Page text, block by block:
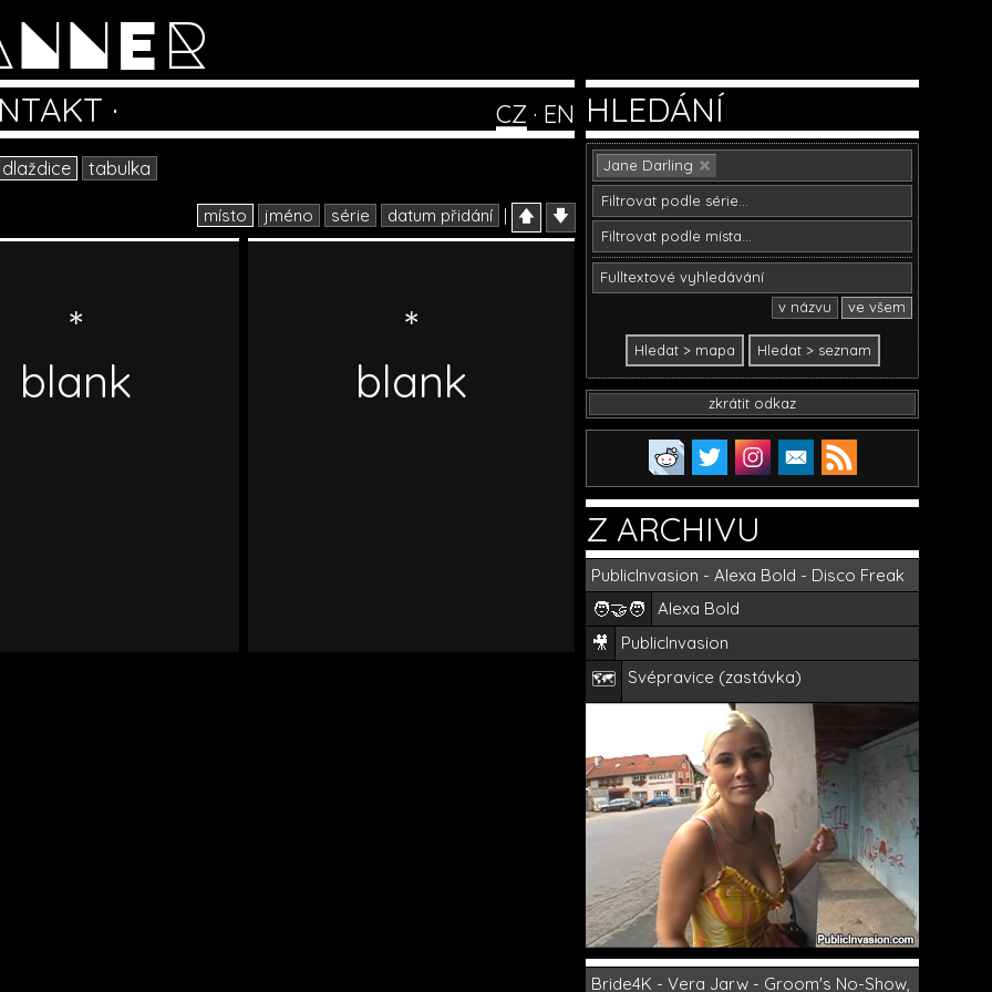
· CZ · EN
dlaždice tabulka
místo jméno série datum přidání | 🡅 🡇
*
blank
*
blank
HLEDÁNÍ
Jane Darling
v názvu ve všem
zkrátit odkaz
Z ARCHIVU
PublicInvasion - Alexa Bold - Disco Freak
🧑‍🤝‍🧑 Alexa Bold
🎥 PublicInvasion
🗺️ Svépravice (zastávka)
Bride4K - Vera Jarw - Groom's No-Show,